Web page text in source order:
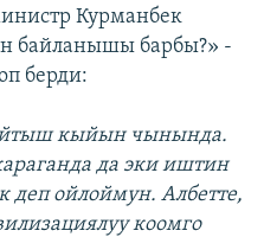
Курманбек
байланышы барбы?» -
берди:
кыйын чынында.
да эки иштин
ойлоймун. Албетте,
коомго